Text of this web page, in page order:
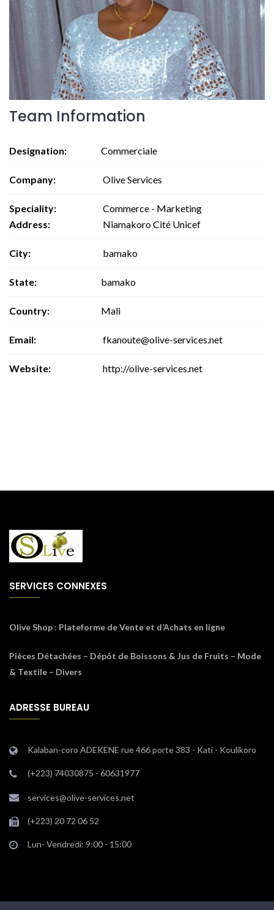
Team Information
Designation: Commerciale
Company: Olive Services
Speciality:
Commerce - Marketing
Address:
Niamakoro Cité Unicef
City: bamako
State: bamako
Country: Mali
Email: fkanoute@olive-services.net
Website: http://olive-services.net
SERVICES CONNEXES
Olive Shop : Plateforme de Vente et d’Achats en ligne
Pièces Détachées – Dépôt de Boissons & Jus de Fruits – Mode
& Textile – Divers
ADRESSE BUREAU
Kalaban-coro ADEKENE rue 466 porte 383 - Kati - Koulikoro
(+223) 74030875 - 60631977
services@olive-services.net
(+223) 20 72 06 52
Lun- Vendredi: 9:00 - 15:00